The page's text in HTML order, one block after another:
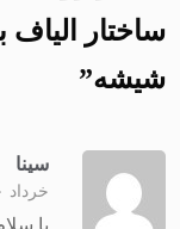
ساختار
شیشه”
سینا
خرداد ۱۰, ۱۴۰۲ در ۷:۲۷ ب٫ظ
با